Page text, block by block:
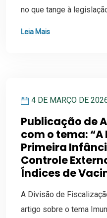
no que tange à
Leia Mais
4 DE MARÇO DE
Publicação de
com o tema:
Primeira
Controle
Índices de
A Divisão de
artigo sobre o tema